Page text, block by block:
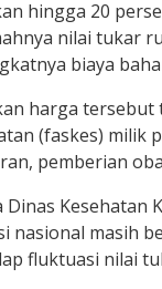
hingga 20
nilai tukar
biaya
harga
(faskes) milik
pemberian
Dinas
nasional masih
fluktuasi nilai